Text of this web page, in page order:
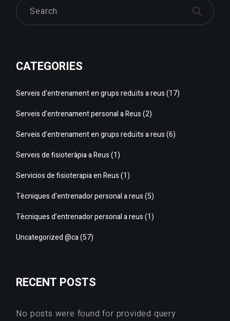
CATEGORIES
Serveis d'entrenament en grups reduïts a reus(17)
Serveis d'entrenament personal a Reus(2)
Serveis d’entrenament en grups reduïts a reus(6)
Serveis de fisioteràpia a Reus(1)
Servicios de fisioterapia en Reus(1)
Tècniques d'entrenador personal a reus(5)
Tècniques d’entrenador personal a reus(1)
Uncategorized @ca(57)
RECENT POSTS
No posts were found for provided query